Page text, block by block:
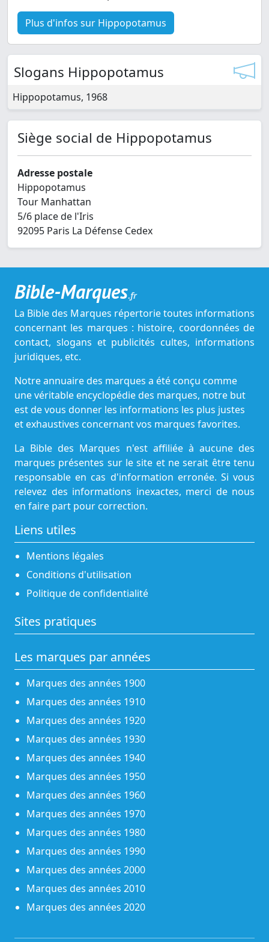
Plus d'infos sur Hippopotamus
Slogans Hippopotamus
Hippopotamus, 1968
Siège social de Hippopotamus
Adresse postale
Hippopotamus
Tour Manhattan
5/6 place de l'Iris
92095 Paris La Défense Cedex
Bible-Marques.fr
La Bible des Marques répertorie toutes informations
concernant les marques : histoire, coordonnées de
contact, slogans et publicités cultes, informations
juridiques, etc.
Notre annuaire des marques a été conçu comme
une véritable encyclopédie des marques, notre but
est de vous donner les informations les plus justes
et exhaustives concernant vos marques favorites.
La Bible des Marques n'est affiliée à aucune des
marques présentes sur le site et ne serait être tenu
responsable en cas d'information erronée. Si vous
relevez des informations inexactes, merci de nous
en faire part pour correction.
Liens utiles
Mentions légales
Conditions d'utilisation
Politique de confidentialité
Sites pratiques
Les marques par années
Marques des années 1900
Marques des années 1910
Marques des années 1920
Marques des années 1930
Marques des années 1940
Marques des années 1950
Marques des années 1960
Marques des années 1970
Marques des années 1980
Marques des années 1990
Marques des années 2000
Marques des années 2010
Marques des années 2020